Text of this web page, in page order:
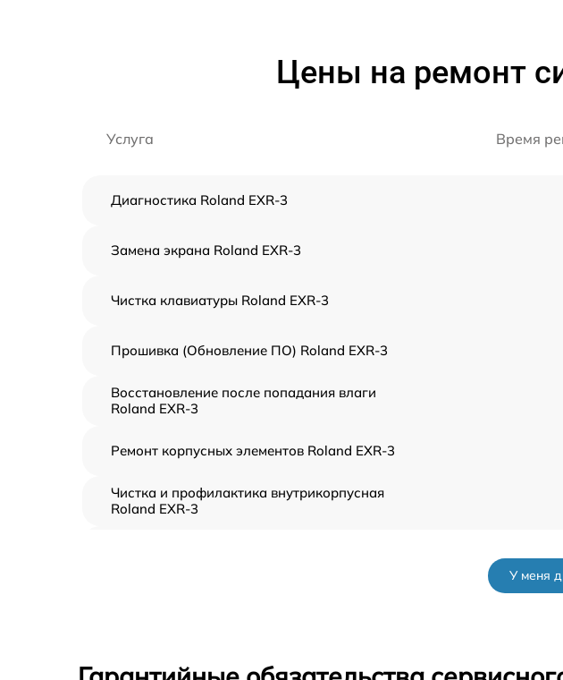
Цены на ремонт
Услуга Время
Диагностика Roland EXR-3
Замена экрана Roland EXR-3
Чистка клавиатуры Roland EXR-3
Прошивка (Обновление ПО) Roland EXR-3
Восстановление после попадания влаги
Roland EXR-3
Ремонт корпусных элементов Roland EXR-3
Чистка и профилактика внутрикорпусная
Roland EXR-3
У меня